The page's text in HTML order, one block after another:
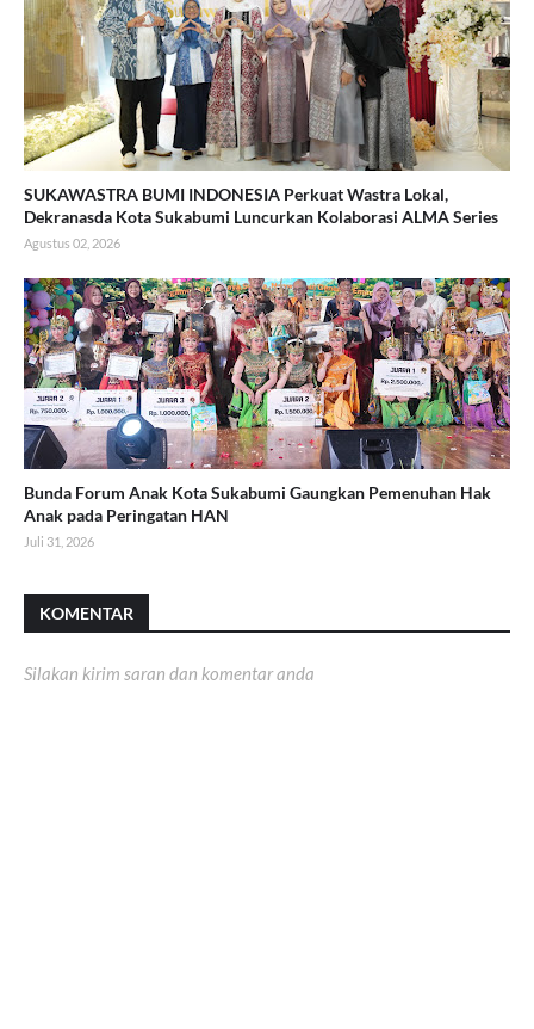
SUKAWASTRA BUMI INDONESIA Perkuat Wastra Lokal,
Dekranasda Kota Sukabumi Luncurkan Kolaborasi ALMA Series
Agustus 02, 2026
Bunda Forum Anak Kota Sukabumi Gaungkan Pemenuhan Hak
Anak pada Peringatan HAN
Juli 31, 2026
KOMENTAR
Silakan kirim saran dan komentar anda